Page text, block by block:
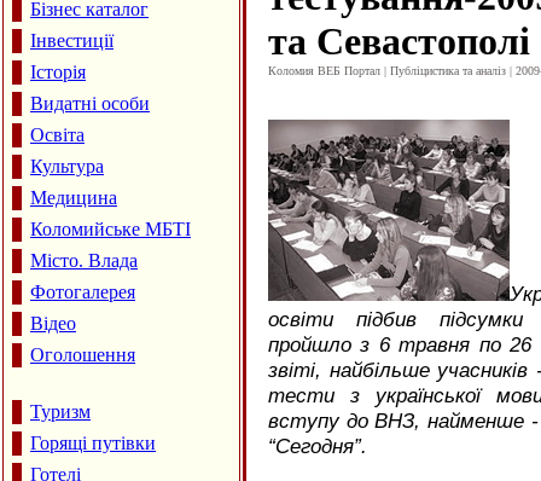
Бізнес каталог
Інвестиції
Історія
Видатні особи
Освіта
Культура
Медицина
Коломийське МБТІ
Місто. Влада
Фотогалерея
Відео
Оголошення
Туризм
Горящі путівки
Готелі
та Севастополі
Коломия ВЕБ Портал | Публіцистика та аналіз |
освіти підбив
пройшло з 6 травня по 26
звіті, найбільше
тести з української
вступу до ВНЗ, найменше -
“Сегодня”.